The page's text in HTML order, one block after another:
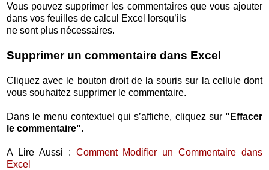
Vous pouvez supprimer les commentaires que vous ajouter
dans vos feuilles de calcul Excel lorsqu’ils
ne sont plus nécessaires.
Supprimer un commentaire dans Excel
Cliquez avec le bouton droit de la souris sur la cellule dont
vous souhaitez supprimer le commentaire.
Dans le menu contextuel qui s’affiche, cliquez sur "Effacer
le commentaire".
A Lire Aussi : Comment Modifier un Commentaire dans
Excel